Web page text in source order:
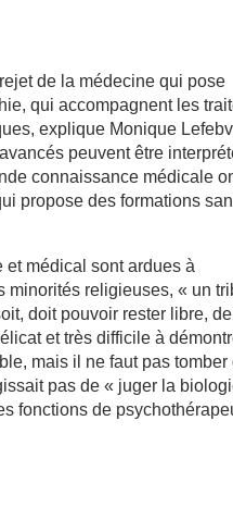
de la médecine qui pose
qui accompagnent les
explique Monique
peuvent être
connaissance médicale
propose des formations
et médical sont ardues à
religieuses, « un
doit pouvoir rester libre,
et très difficile à
mais il ne faut pas tomber
pas de « juger la
fonctions de